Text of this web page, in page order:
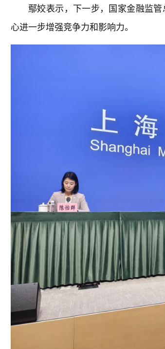
鄢姣表示，下一步，国家金融监
心进一步增强竞争力和影响力。